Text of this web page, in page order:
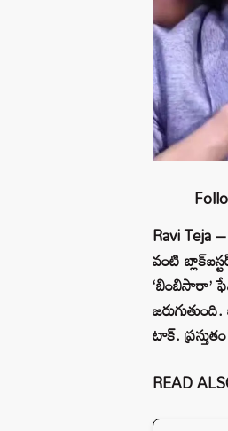
Ravi Teja
వంటి
‘బింబిసారా’
టాక్.
READ